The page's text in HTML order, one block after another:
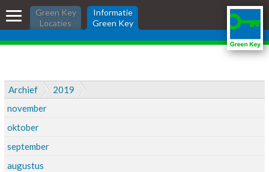
links
Jump
to
Jump
to
the
navigation
Archief
2019
november
oktober
september
augustus
Green Key
Locaties
Informatie
Green Key
Informatie Green
Key
Ik wil Green Key
Ik heb Green Key
Wat is Green Key?
Nieuws